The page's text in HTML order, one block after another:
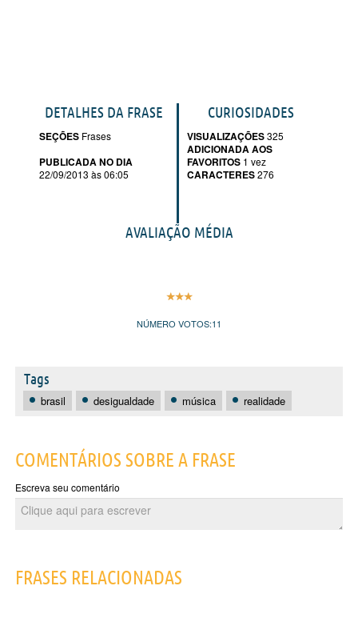
DETALHES DA FRASE
SEÇÕES Frases
PUBLICADA NO DIA
22/09/2013 às 06:05
CURIOSIDADES
VISUALIZAÇÕES325
ADICIONADA AOS
FAVORITOS 1 vez
CARACTERES276
AVALIAÇÃO MÉDIA
NÚMERO VOTOS:11
Tags
brasil desigualdade música realidade
COMENTÁRIOS SOBRE A FRASE
Escreva seu comentário
FRASES RELACIONADAS